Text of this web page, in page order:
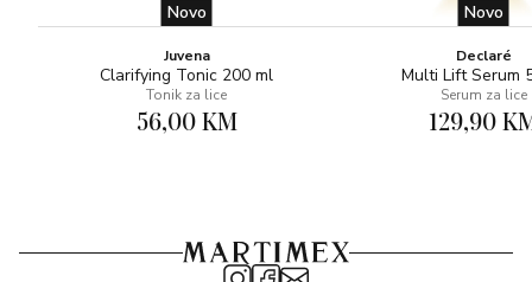
Novo
Juvena
Clarifying Tonic 200 ml
Tonik za lice
56,00 KM
Novo
Declaré
Multi Lift Serum
Serum za lice
129,90